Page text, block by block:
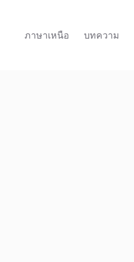
ภาษาเหนือ
บทความ